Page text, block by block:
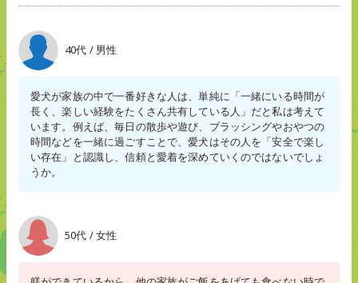
40代 / 男性
愛犬が家族の中で一番好きな人は、単純に「一緒にいる時間が
長く、楽しい経験をたくさん共有している人」だと私は考えて
います。例えば、毎日の散歩や遊び、ブラッシングやおやつの
時間などを一緒に過ごすことで、愛犬はその人を「安全で楽し
い存在」と認識し、信頼と愛着を深めていくのではないでしょ
うか。
50代 / 女性